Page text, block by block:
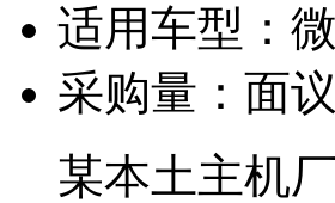
适用车型：
采购量： 面议
某本土主机厂